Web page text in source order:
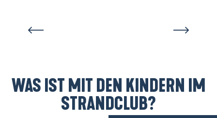
WAS IST MIT DEN KINDERN IM
STRANDCLUB?